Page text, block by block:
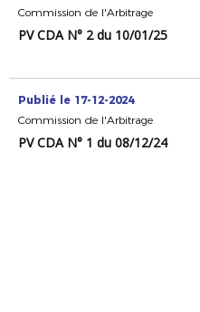
Commission de l'Arbitrage
PV CDA N° 2 du 10/01/25
Publié le 17-12-2024
Commission de l'Arbitrage
PV CDA N° 1 du 08/12/24